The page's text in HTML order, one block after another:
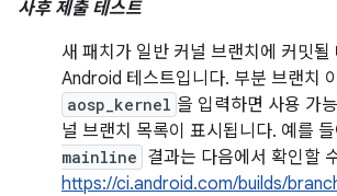
사후 제출 테스트
새 패치가 일반 커널 브랜치에 커밋될
Android 테스트입니다. 부분 브랜치
aosp_kernel 을 입력하면 사용 가
널 브랜치 목록이 표시됩니다. 예를 들
mainline 결과는 다음에서 확인할
https://ci.android.com/builds/